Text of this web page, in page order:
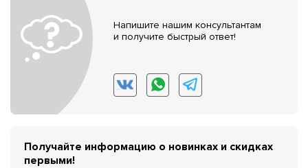
Напишите нашим консультантам
и получите быстрый ответ!
Получайте информацию о новинках и скидках
первыми!